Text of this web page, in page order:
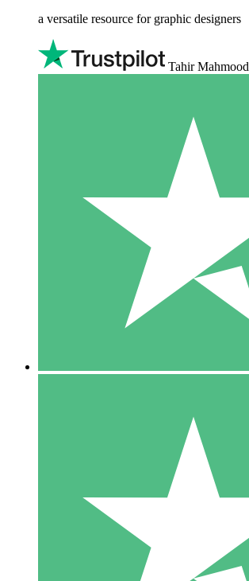
a versatile resource for graphic designers
Tahir Mahmood